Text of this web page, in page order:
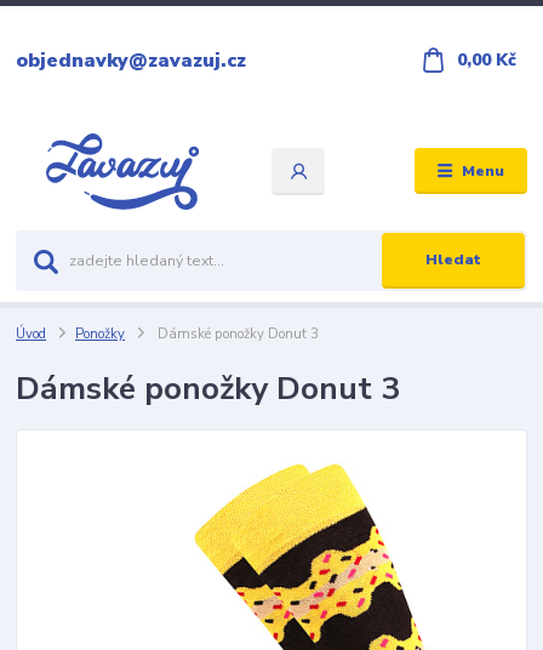
Menu
Hledat
objednavky@zavazuj.cz 0,00 Kč
Úvod Ponožky Dámské ponožky Donut 3
Dámské ponožky Donut 3